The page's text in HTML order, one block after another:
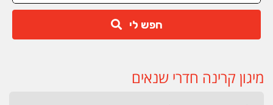
חפש לי
מיגון קרינה חדרי שנאים